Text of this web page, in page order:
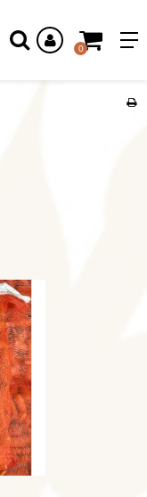
Log ind
0